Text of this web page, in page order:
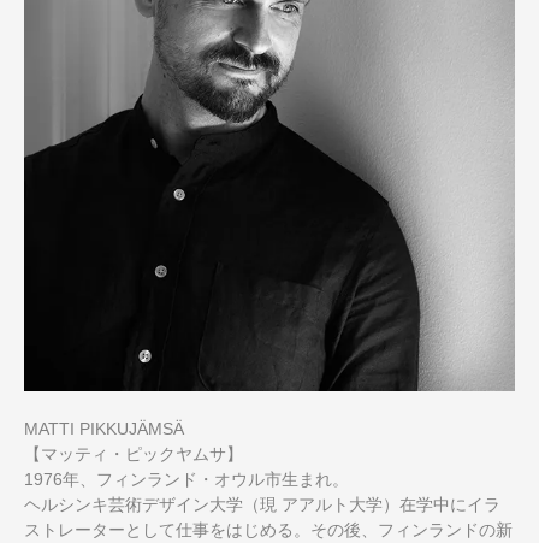
MATTI PIKKUJÄMSÄ
【マッティ・ピックヤムサ】
1976年、フィンランド・オウル市生まれ。
ヘルシンキ芸術デザイン大学（現 アアルト大学）在学中にイラ
ストレーターとして仕事をはじめる。その後、フィンランドの新